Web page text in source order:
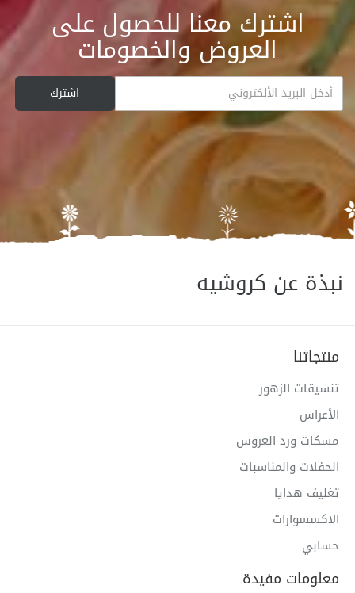
اشترك معنا للحصول على
العروض والخصومات
نبذة عن كروشيه
منتجاتنا
تنسيقات الزهور
الأعراس
مسكات ورد العروس
الحفلات والمناسبات
تغليف هدايا
الاكسسوارات
حسابي
معلومات مفيدة